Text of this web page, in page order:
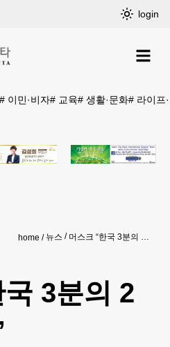
login
# 이민·비자# 교육# 생활·문화# 라이프
home 뉴스 머스크 “한국 3분의 2 사라질 것”
3분의 2